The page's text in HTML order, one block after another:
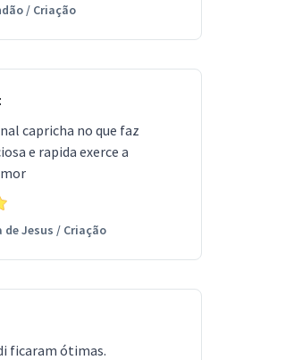
/ Criação
capricha no que faz
e rapida exerce a
de Jesus / Criação
ficaram ótimas.